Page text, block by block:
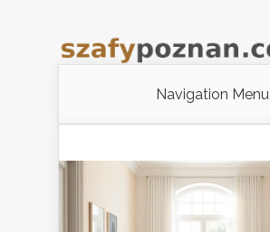
Navigation Menu